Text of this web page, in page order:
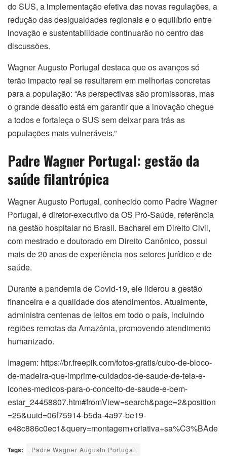
do SUS, a implementação efetiva das novas regulações, a
redução das desigualdades regionais e o equilíbrio entre
inovação e sustentabilidade continuarão no centro das
discussões.
Wagner Augusto Portugal destaca que os avanços só
terão impacto real se resultarem em melhorias concretas
para a população: “As perspectivas são promissoras, mas
o grande desafio está em garantir que a inovação chegue
a todos e fortaleça o SUS sem deixar para trás as
populações mais vulneráveis.”
Padre Wagner Portugal: gestão da
saúde filantrópica
Wagner Augusto Portugal, conhecido como Padre Wagner
Portugal, é diretor-executivo da OS Pró-Saúde, referência
na gestão hospitalar no Brasil. Bacharel em Direito Civil,
com mestrado e doutorado em Direito Canônico, possui
mais de 20 anos de experiência nos setores jurídico e de
saúde.
Durante a pandemia de Covid-19, ele liderou a gestão
financeira e a qualidade dos atendimentos. Atualmente,
administra centenas de leitos em todo o país, incluindo
regiões remotas da Amazônia, promovendo atendimento
humanizado.
Imagem: https://br.freepik.com/fotos-gratis/cubo-de-bloco-
de-madeira-que-imprime-cuidados-de-saude-de-tela-e-
icones-medicos-para-o-conceito-de-saude-e-bem-
estar_24458807.htm#fromView=search&page=2&position
=25&uuid=06f75914-b5da-4a97-be19-
e48c886c0ec1&query=montagem+criativa+sa%C3%BAde
Tags: Padre Wagner Augusto Portugal